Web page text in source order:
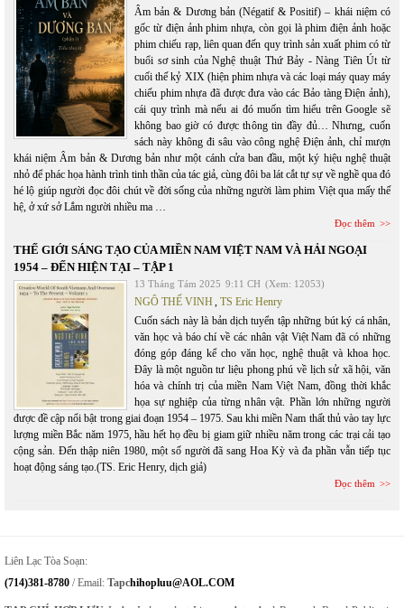
Âm bản & Dương bản (Négatif & Positif) – khái niệm có
gốc từ điện ảnh phim nhựa, còn gọi là phim điện ảnh hoặc
phim chiếu rạp, liên quan đến quy trình sản xuất phim có từ
buổi sơ sinh của Nghệ thuật Thứ Bảy - Nàng Tiên Út từ
cuối thế kỷ XIX (hiện phim nhựa và các loại máy quay máy
chiếu phim nhựa đã được đưa vào các Bảo tàng Điện ảnh),
cái quy trình mà nếu ai đó muốn tìm hiểu trên Google sẽ
không bao giờ có được thông tin đầy đủ… Nhưng, cuốn
sách này không đi sâu vào công nghệ Điện ảnh, chỉ mượn
khái niệm Âm bản & Dương bản như một cánh cửa ban đầu, một ký hiệu nghệ thuật
nhỏ để phác họa hành trình tinh thần của tác giả, cùng đôi ba lát cắt tự sự về nghề qua đó
hé lộ giúp người đọc đôi chút về đời sống của những người làm phim Việt qua mấy thế
hệ, ở xứ sở Lắm người nhiều ma …
Đọc thêm
THẾ GIỚI SÁNG TẠO CỦA MIỀN NAM VIỆT NAM VÀ HẢI NGOẠI
1954 – ĐẾN HIỆN TẠI – TẬP 1
13 Tháng Tám 2025 9:11 CH (Xem: 12053)
NGÔ THẾ VINH, TS Eric Henry
Cuốn sách này là bản dịch tuyển tập những bút ký cá nhân,
văn học và báo chí về các nhân vật Việt Nam đã có những
đóng góp đáng kể cho văn học, nghệ thuật và khoa học.
Đây là một nguồn tư liệu phong phú về lịch sử xã hội, văn
hóa và chính trị của miền Nam Việt Nam, đồng thời khắc
họa sự nghiệp của từng nhân vật. Phần lớn những người
được đề cập nổi bật trong giai đoạn 1954 – 1975. Sau khi miền Nam thất thủ vào tay lực
lượng miền Bắc năm 1975, hầu hết họ đều bị giam giữ nhiều năm trong các trại cải tạo
cộng sản. Đến thập niên 1980, một số người đã sang Hoa Kỳ và đa phần vẫn tiếp tục
hoạt động sáng tạo.(TS. Eric Henry, dịch giả)
Đọc thêm
Liên Lạc Tòa Soạn:
(714)381-8780 / Email: TapcHihopluu@AOL.COM